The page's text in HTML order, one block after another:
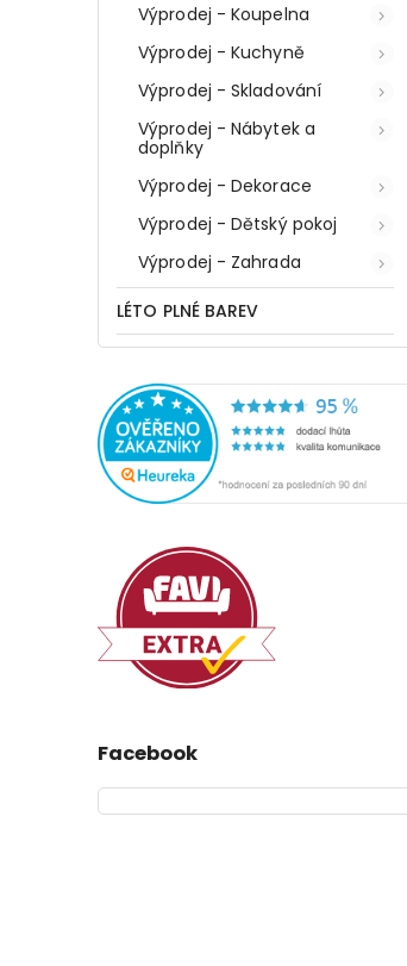
Výprodej - Koupelna
Výprodej - Kuchyně
Výprodej - Skladování
Výprodej - Nábytek a
doplňky
Výprodej - Dekorace
Výprodej - Dětský pokoj
Výprodej - Zahrada
LÉTO PLNÉ BAREV
Facebook
BESTSELLER Kód:103499